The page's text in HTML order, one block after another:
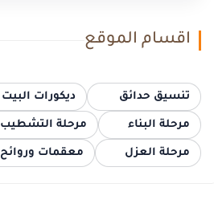
اقسام الموقع
تنسيق حدائق ديكورات البيت
مرحلة البناء مرحلة التشطيب
مرحلة العزل معقمات وروائح